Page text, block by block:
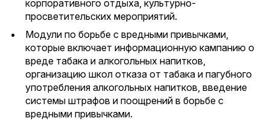
корпоративного отдыха, культурно-
просветительских мероприятий.
Модули по борьбе с вредными привычками,
которые включает информационную кампанию о
вреде табака и алкогольных напитков,
организацию школ отказа от табака и пагубного
употребления алкогольных напитков, введение
системы штрафов и поощрений в борьбе с
вредными привычками.